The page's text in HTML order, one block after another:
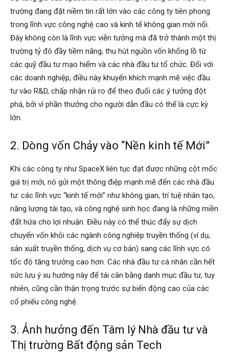
trường đang đặt niềm tin rất lớn vào các công ty tiên phong
trong lĩnh vực công nghệ cao và kinh tế không gian mới nổi.
Đây không còn là lĩnh vực viễn tưởng mà đã trở thành một thị
trường tỷ đô đầy tiềm năng, thu hút nguồn vốn khổng lồ từ
các quỹ đầu tư mạo hiểm và các nhà đầu tư tổ chức. Đối với
các doanh nghiệp, điều này khuyến khích mạnh mẽ việc đầu
tư vào R&D, chấp nhận rủi ro để theo đuổi các ý tưởng đột
phá, bởi vì phần thưởng cho người dẫn đầu có thể là cực kỳ
lớn.
2. Dòng vốn Chảy vào “Nền kinh tế Mới”
Khi các công ty như SpaceX liên tục đạt được những cột mốc
giá trị mới, nó gửi một thông điệp mạnh mẽ đến các nhà đầu
tư: các lĩnh vực “kinh tế mới” như không gian, trí tuệ nhân tạo,
năng lượng tái tạo, và công nghệ sinh học đang là những miền
đất hứa cho lợi nhuận. Điều này có thể thúc đẩy sự dịch
chuyển vốn khỏi các ngành công nghiệp truyền thống (ví dụ,
sản xuất truyền thống, dịch vụ cơ bản) sang các lĩnh vực có
tốc độ tăng trưởng cao hơn. Các nhà đầu tư cá nhân cần hết
sức lưu ý xu hướng này để tái cân bằng danh mục đầu tư, tuy
nhiên, cũng cần thận trọng trước sự biến động cao của các
cổ phiếu công nghệ.
3. Ảnh hưởng đến Tâm lý Nhà đầu tư và
Thị trường Bất động sản Tech